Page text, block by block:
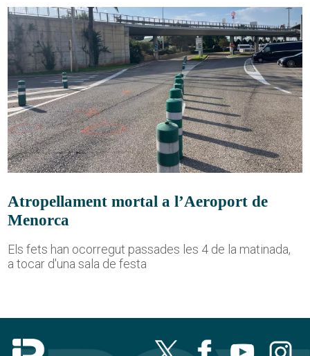
Atropellament mortal a l’Aeroport de
Menorca
Els fets han ocorregut passades les 4 de la matinada,
a tocar d'una sala de festa